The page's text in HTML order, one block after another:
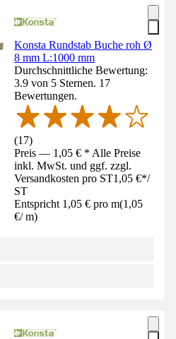
Konsta Rundstab Buche roh Ø
8 mm L:1000 mm
Durchschnittliche Bewertung:
3.9 von 5 Sternen. 17
Bewertungen.
(17)
Preis — 1,05 € * Alle Preise
inkl. MwSt. und ggf. zzgl.
Versandkosten pro ST1,05 €*/
ST
Entspricht 1,05 € pro m(1,05
€/ m)